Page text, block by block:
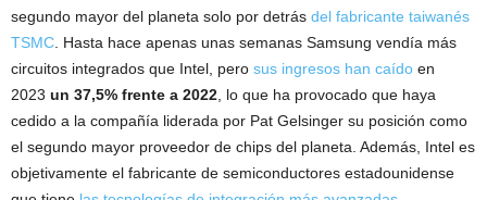
segundo mayor del planeta solo por detrás del fabricante taiwanés
TSMC . Hasta hace apenas unas semanas Samsung vendía más
circuitos integrados que Intel, pero sus ingresos han caído en
2023 un 37,5% frente a 2022 , lo que ha provocado que haya
cedido a la compañía liderada por Pat Gelsinger su posición como
el segundo mayor proveedor de chips del planeta. Además, Intel es
objetivamente el fabricante de semiconductores estadounidense